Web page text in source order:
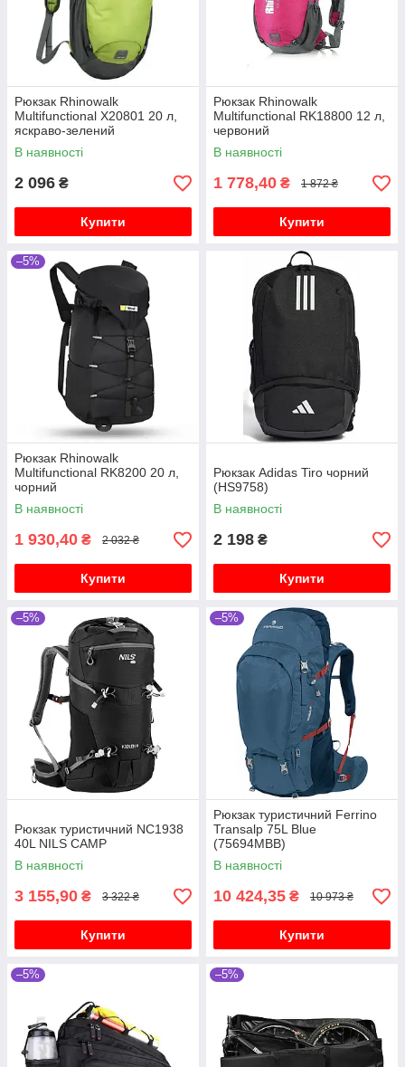
Рюкзак Rhinowalk
Multifunctional X20801 20 л,
яскраво-зелений
В наявності
2 096 ₴
Купити
Рюкзак Rhinowalk
Multifunctional RK18800 12 л,
червоний
В наявності
1 778,40 ₴ 1 872 ₴
Купити
–5%
Рюкзак Rhinowalk
Multifunctional RK8200 20 л,
чорний
В наявності
1 930,40 ₴ 2 032 ₴
Купити
Рюкзак Adidas Tiro чорний
(HS9758)
В наявності
2 198 ₴
Купити
–5%
Рюкзак туристичний NC1938
40L NILS CAMP
В наявності
3 155,90 ₴ 3 322 ₴
Купити
–5%
Рюкзак туристичний Ferrino
Transalp 75L Blue
(75694MBB)
В наявності
10 424,35 ₴ 10 973 ₴
Купити
–5% –5%